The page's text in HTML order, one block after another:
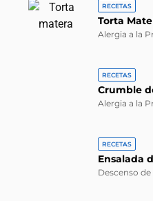
RECETAS
Torta
Alergia a la
RECETAS
Crumble
Alergia a la
RECETAS
Ensalada
Descenso de